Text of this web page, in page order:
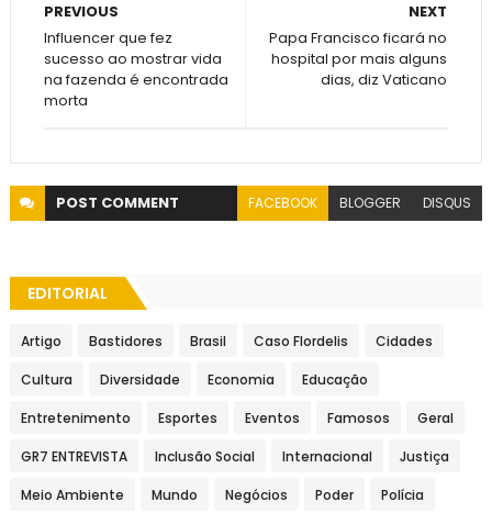
NEXT
Papa Francisco ficará no
hospital por mais alguns
dias, diz Vaticano
PREVIOUS
Influencer que fez
sucesso ao mostrar vida
na fazenda é encontrada
morta
POST COMMENT FACEBOOK BLOGGER DISQUS
EDITORIAL
Artigo Bastidores Brasil Caso Flordelis Cidades
Cultura Diversidade Economia Educação
Entretenimento Esportes Eventos Famosos Geral
GR7 ENTREVISTA Inclusão Social Internacional Justiça
Meio Ambiente Mundo Negócios Poder Polícia